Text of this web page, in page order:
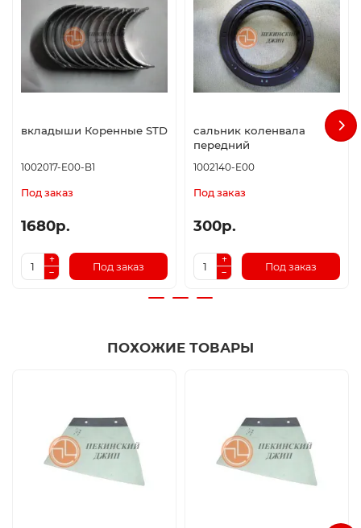
вкладыши Коренные STD
1002017-E00-B1
Под заказ
1680р.
Под заказ
сальник коленвала
передний
1002140-E00
Под заказ
300р.
Под заказ
ПОХОЖИЕ ТОВАРЫ